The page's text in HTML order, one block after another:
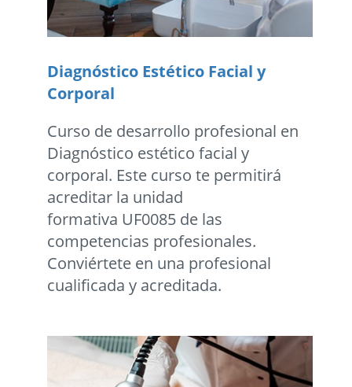
Diagnóstico Estético Facial y
Corporal
Curso de desarrollo profesional en
Diagnóstico estético facial y
corporal. Este curso te permitirá
acreditar la unidad
formativa UF0085 de las
competencias profesionales.
Conviértete en una profesional
cualificada y acreditada.